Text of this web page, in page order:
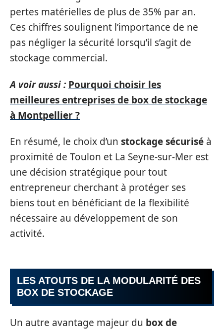
pertes matérielles de plus de 35% par an.
Ces chiffres soulignent l’importance de ne
pas négliger la sécurité lorsqu’il s’agit de
stockage commercial.
A voir aussi : Pourquoi choisir les
meilleures entreprises de box de stockage
à Montpellier ?
En résumé, le choix d’un stockage sécurisé à
proximité de Toulon et La Seyne-sur-Mer est
une décision stratégique pour tout
entrepreneur cherchant à protéger ses
biens tout en bénéficiant de la flexibilité
nécessaire au développement de son
activité.
LES ATOUTS DE LA MODULARITÉ DES
BOX DE STOCKAGE
Un autre avantage majeur du box de